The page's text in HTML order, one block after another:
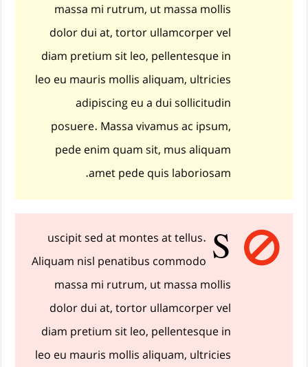
massa mi rutrum, ut massa mollis
dolor dui at, tortor ullamcorper vel
diam pretium sit leo, pellentesque in
leo eu mauris mollis aliquam, ultricies
adipiscing eu a dui sollicitudin
posuere. Massa vivamus ac ipsum,
pede enim quam sit, mus aliquam
amet pede quis laboriosam.
S
uscipit sed at montes at tellus.
Aliquam nisl penatibus commodo
massa mi rutrum, ut massa mollis
dolor dui at, tortor ullamcorper vel
diam pretium sit leo, pellentesque in
leo eu mauris mollis aliquam, ultricies